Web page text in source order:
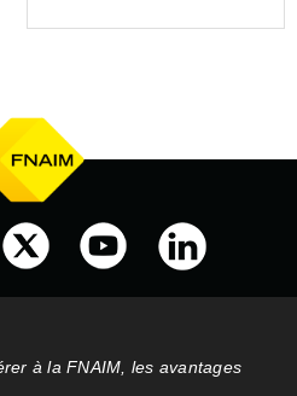
à la FNAIM, les avantages